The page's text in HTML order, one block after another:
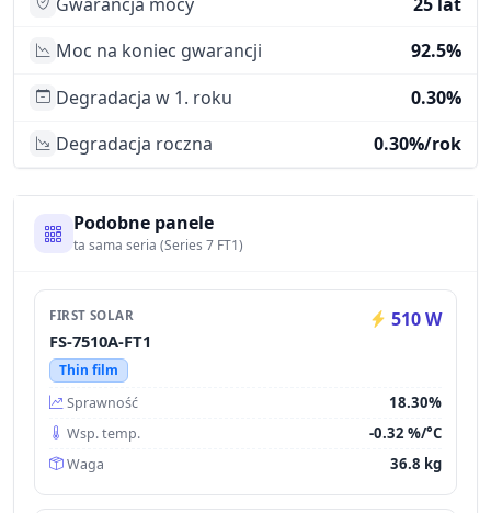
Moc na koniec gwarancji
92.5%
Degradacja w 1. roku
0.30%
Degradacja roczna
0.30%/rok
Podobne panele
ta sama seria (Series 7 FT1)
FIRST SOLAR 510 W
FS-7510A-FT1
Thin film
Sprawność
18.30%
Wsp. temp. -0.32 %/°C
Waga 36.8 kg